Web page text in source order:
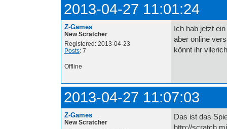
2013-04-27 11:01:24
Z-Games
New Scratcher
Registered: 2013-04-23
Posts: 7
Ich hab jetzt
aber online
könnt ihr
Offline
2013-04-27 11:07:03
Z-Games
New Scratcher
Das ist das
http://